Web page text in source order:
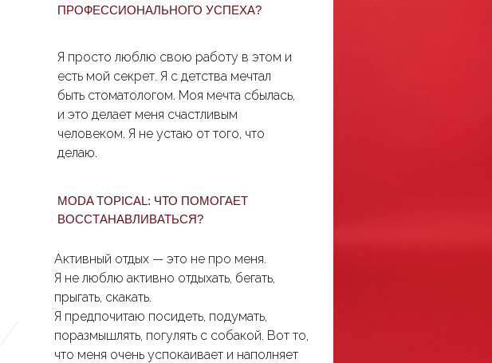
Активный отдых — это не про меня.
Я не люблю активно отдыхать, бегать,
прыгать, скакать.
Я предпочитаю посидеть, подумать,
поразмышлять, погулять с собакой. Вот то,
что меня очень успокаивает и наполняет
ПРОФЕССИОНАЛЬНОГО УСПЕХА?
Я просто люблю свою работу в этом и
есть мой секрет. Я с детства мечтал
быть стоматологом. Моя мечта сбылась,
и это делает меня счастливым
человеком. Я не устаю от того, что
делаю.
MODA TOPICAL: ЧТО ПОМОГАЕТ
ВОССТАНАВЛИВАТЬСЯ?